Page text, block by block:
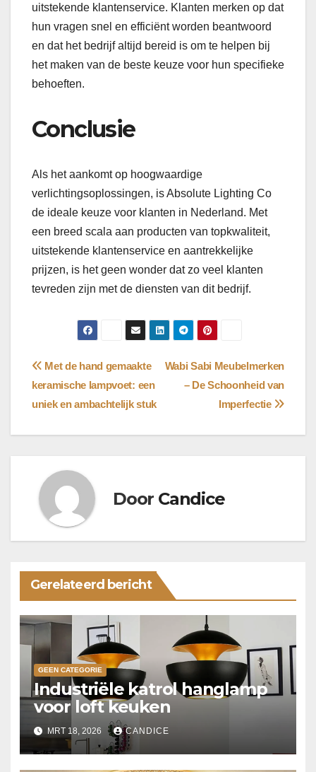
uitstekende klantenservice. Klanten merken op dat
hun vragen snel en efficiënt worden beantwoord
en dat het bedrijf altijd bereid is om te helpen bij
het maken van de beste keuze voor hun specifieke
behoeften.
Conclusie
Als het aankomt op hoogwaardige
verlichtingsoplossingen, is Absolute Lighting Co
de ideale keuze voor klanten in Nederland. Met
een breed scala aan producten van topkwaliteit,
uitstekende klantenservice en aantrekkelijke
prijzen, is het geen wonder dat zo veel klanten
tevreden zijn met de diensten van dit bedrijf.
Bericht
navigatie
Wabi Sabi Meubelmerken
– De Schoonheid van
Imperfectie
Met de hand gemaakte
keramische lampvoet: een
uniek en ambachtelijk stuk
Door Candice
Gerelateerd bericht
GEEN CATEGORIE
Industriële katrol hanglamp
voor loft keuken
MRT 18, 2026 CANDICE